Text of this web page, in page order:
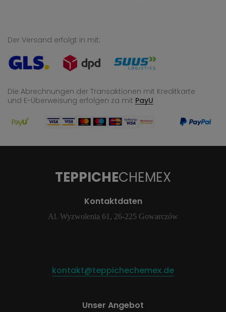
Der Versand erfolgt in mit:
Die Abrechnungen der Transaktionen mit Kreditkarte
und E-Überweisung erfolgen za mit PayU
TEPPICHECHEMEX
Kontaktdaten
Al. Wyzwolenia 61, 26-225 Gowarczów
kontakt@teppichechemex.de
Unser Angebot